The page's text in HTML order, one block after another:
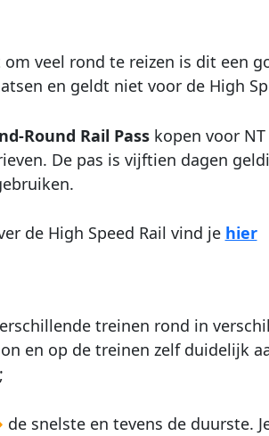
veel rond te reizen is dit een
en geldt niet voor de High
Round Rail Passkopen voor
De pas is vijftien dagen
de High Speed Rail vind je hier
treinen rond in
en op de treinen zelf duidelijk
de snelste en tevens de duurste.